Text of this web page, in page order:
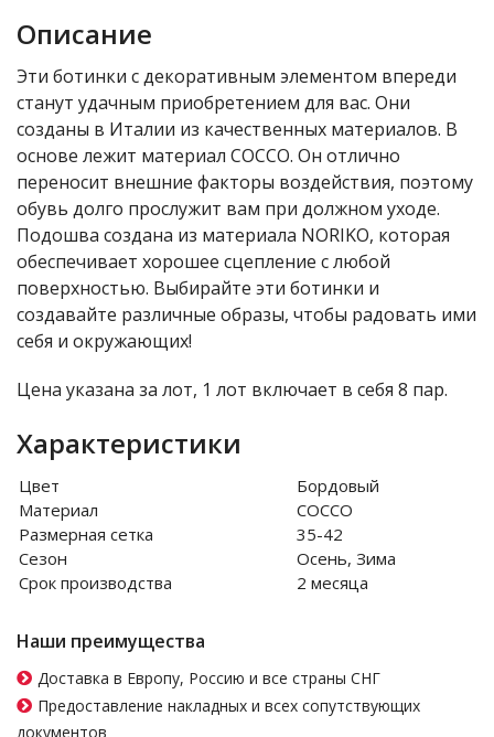
Описание
Эти ботинки с декоративным элементом впереди
станут удачным приобретением для вас. Они
созданы в Италии из качественных материалов. В
основе лежит материал COCCO. Он отлично
переносит внешние факторы воздействия, поэтому
обувь долго прослужит вам при должном уходе.
Подошва создана из материала NORIKO, которая
обеспечивает хорошее сцепление с любой
поверхностью. Выбирайте эти ботинки и
создавайте различные образы, чтобы радовать ими
себя и окружающих!
Цена указана за лот, 1 лот включает в себя 8 пар.
Характеристики
Цвет
Бордовый
Материал
COCCO
Размерная сетка
35-42
Сезон
Осень, Зима
Срок производства
2 месяца
Наши преимущества
Доставка в Европу, Россию и все страны СНГ
Предоставление накладных и всех сопутствующих
документов